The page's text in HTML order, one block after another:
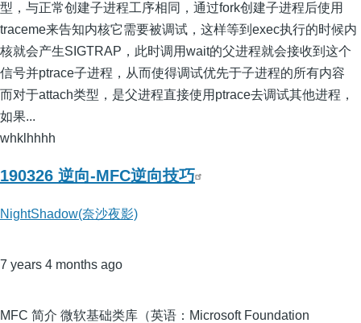
型，与正常创建子进程工序相同，通过fork创建子进程后使用
traceme来告知内核它需要被调试，这样等到exec执行的时候内
核就会产生SIGTRAP，此时调用wait的父进程就会接收到这个
信号并ptrace子进程，从而使得调试优先于子进程的所有内容
而对于attach类型，是父进程直接使用ptrace去调试其他进程，
如果...
whklhhhh
190326 逆向-MFC逆向技巧
NightShadow(奈沙夜影)
7 years 4 months ago
MFC 简介 微软基础类库（英语：Microsoft Foundation